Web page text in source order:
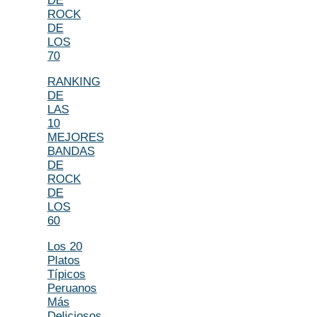
ROCK
DE
LOS
70
RANKING
DE
LAS
10
MEJORES
BANDAS
DE
ROCK
DE
LOS
60
Los 20
Platos
Típicos
Peruanos
Más